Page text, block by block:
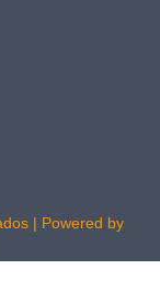
| Powered by